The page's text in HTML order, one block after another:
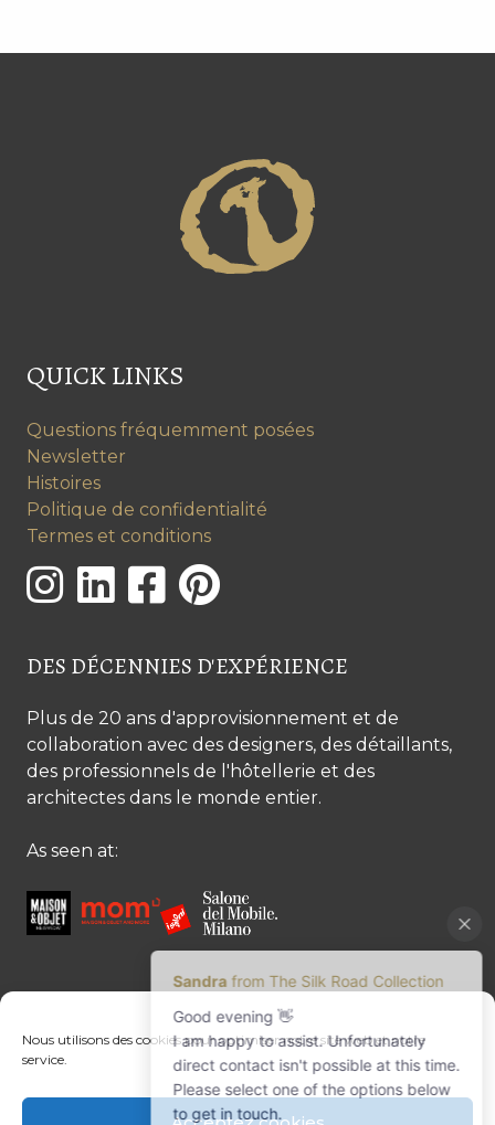
Nous utilisons des cookies pour optimiser notre site web et notre
service.
QUICK LINKS
Questions fréquemment posées
Newsletter
Histoires
Politique de confidentialité
Termes et conditions
DES DÉCENNIES D'EXPÉRIENCE
Plus de 20 ans d'approvisionnement et de
collaboration avec des designers, des détaillants,
des professionnels de l'hôtellerie et des
architectes dans le monde entier.
As seen at:
CONTACTEZ-NOUS
Margret Ressang:+32 (0)496 107 647